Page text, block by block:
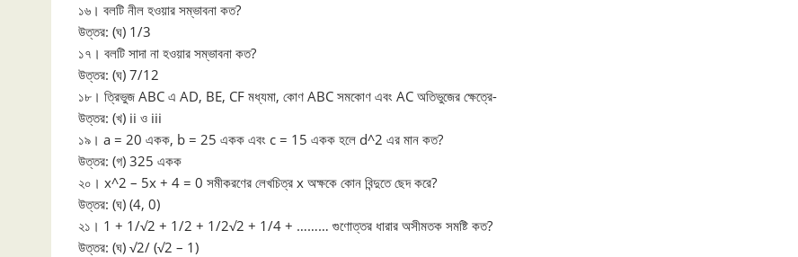
১৬। বলটি নীল হওয়ার সম্ভাবনা কত?
উত্তর: (ঘ) 1/3
১৭। বলটি সাদা না হওয়ার সম্ভাবনা কত?
উত্তর: (ঘ) 7/12
১৮। ত্রিভুজ ABC এ AD, BE, CF মধ্যমা, কোণ ABC সমকোণ এবং AC অতিভুজের ক্ষেত্রে-
উত্তর: (খ) ii ও iii
১৯। a = 20 একক, b = 25 একক এবং c = 15 একক হলে d^2 এর মান কত?
উত্তর: (গ) 325 একক
২০। x^2 – 5x + 4 = 0 সমীকরণের লেখচিত্র x অক্ষকে কোন বিন্দুতে ছেদ করে?
উত্তর: (ঘ) (4, 0)
২১। 1 + 1/√2 + 1/2 + 1/2√2 + 1/4 + ……… গুণোত্তর ধারার অসীমতক সমষ্টি কত?
উত্তর: (ঘ) √2/ (√2 – 1)